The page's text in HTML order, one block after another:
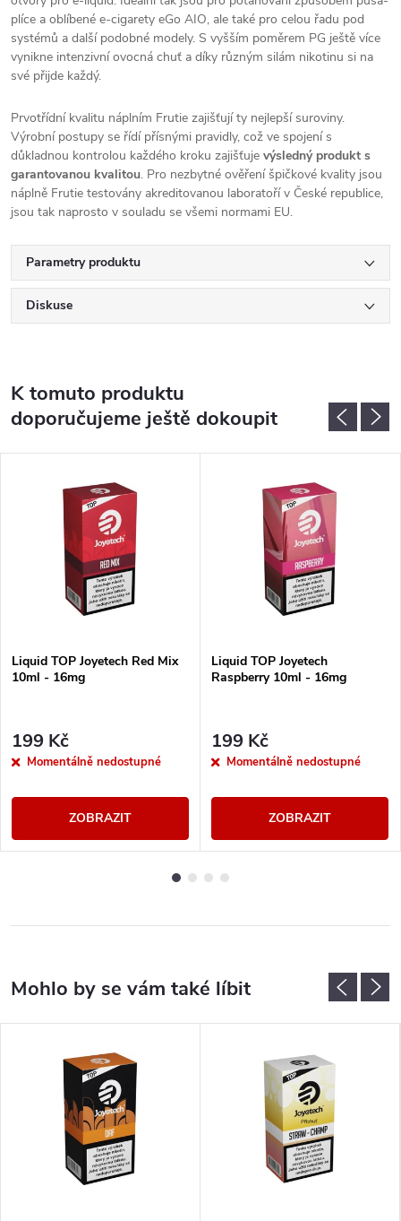
plíce a oblíbené e-cigarety eGo AIO, ale také pro celou řadu pod
systémů a další podobné modely. S vyšším poměrem PG ještě více
vynikne intenzivní ovocná chuť a díky různým silám nikotinu si na
své přijde každý.
Prvotřídní kvalitu náplním Frutie zajišťují ty nejlepší suroviny.
Výrobní postupy se řídí přísnými pravidly, což ve spojení s
důkladnou kontrolou každého kroku zajišťuje výsledný produkt s
garantovanou kvalitou. Pro nezbytné ověření špičkové kvality jsou
náplně Frutie testovány akreditovanou laboratoří v České republice,
jsou tak naprosto v souladu se všemi normami EU.
Parametry produktu
Diskuse
K tomuto produktu
doporučujeme ještě dokoupit
Liquid TOP Joyetech Red Mix
10ml - 16mg
199 Kč
Momentálně nedostupné
ZOBRAZIT
Liquid TOP Joyetech
Raspberry 10ml - 16mg
199 Kč
Momentálně nedostupné
ZOBRAZIT